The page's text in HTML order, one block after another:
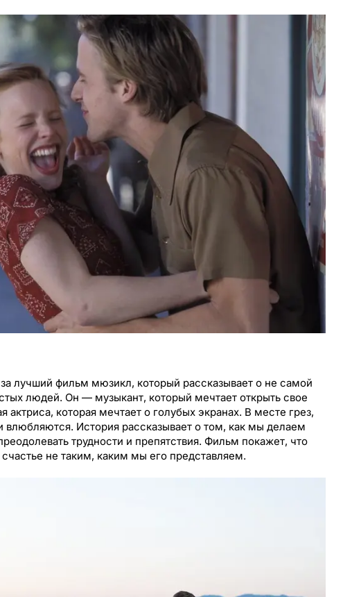
лучший фильм мюзикл, который рассказывает о не самой
людей. Он — музыкант, который мечтает открыть свое
которая мечтает о голубых экранах. В месте грез,
влюбляются. История рассказывает о том, как мы делаем
трудности и препятствия. Фильм покажет, что
не таким, каким мы его представляем.